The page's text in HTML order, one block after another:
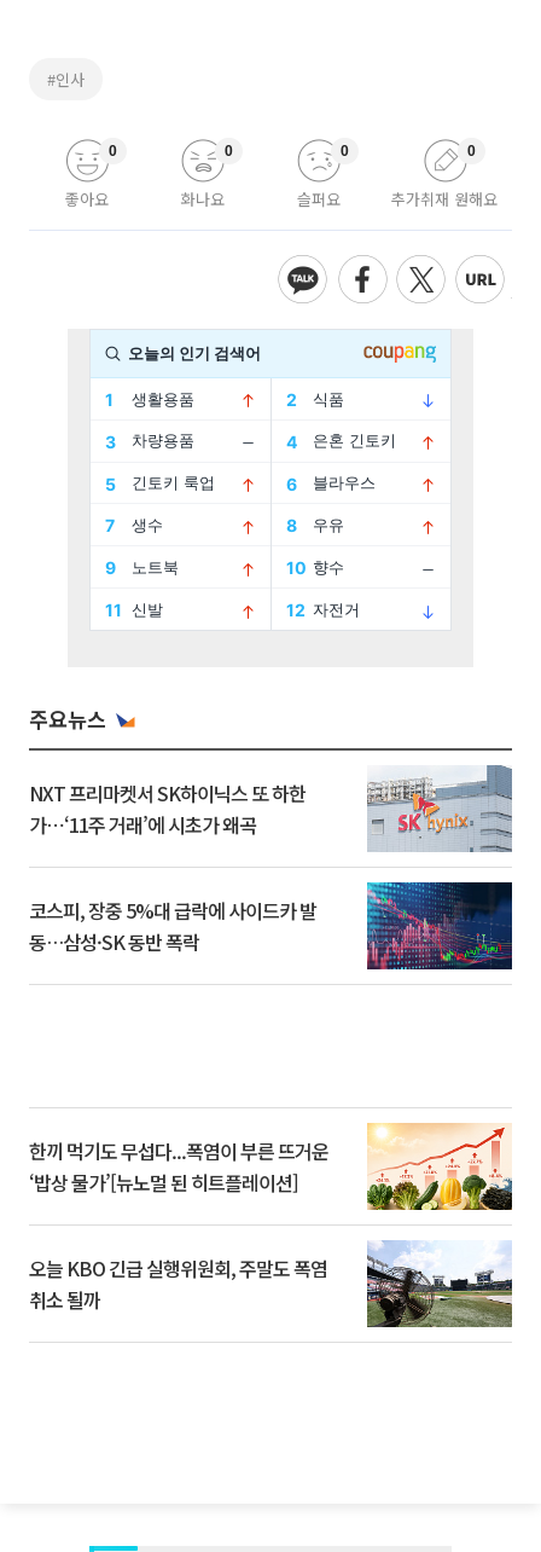
#인사
좋아요
0
화나요
0
슬퍼요
0
추가취재 원해요
0
주요뉴스
NXT 프리마켓서 SK하이닉스 또 하한
가⋯‘11주 거래’에 시초가 왜곡
코스피, 장중 5%대 급락에 사이드카 발
동…삼성·SK 동반 폭락
한끼 먹기도 무섭다...폭염이 부른 뜨거운
‘밥상 물가’[뉴노멀 된 히트플레이션]
오늘 KBO 긴급 실행위원회, 주말도 폭염
취소 될까